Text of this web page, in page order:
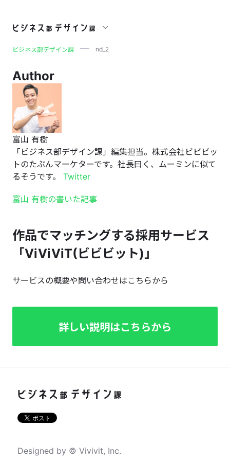
nd_2
ビジネス部デザイン課 nd_2
Author
富山 有樹
「ビジネス部デザイン課」編集担当。株式会社ビビビッ
トのたぶんマーケターです。社長曰く、ムーミンに似て
るそうです。 Twitter
富山 有樹の書いた記事
作品でマッチングする採用サービス
「ViViViT(ビビビット)」
サービスの概要や問い合わせはこちらから
詳しい説明はこちらから
Designed by © Vivivit, Inc.